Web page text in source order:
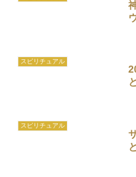
スピリチュアル
スピリチュアル